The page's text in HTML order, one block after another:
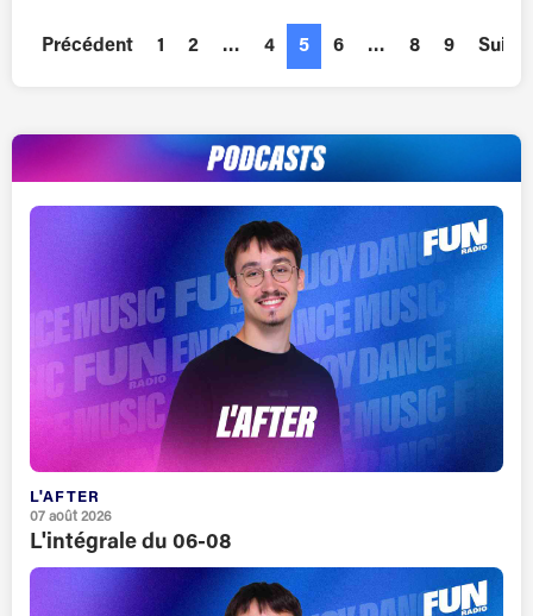
Précédent 1 2 … 4 5 6 … 8 9
L'AFTER
07 août 2026
L'intégrale du 06-08